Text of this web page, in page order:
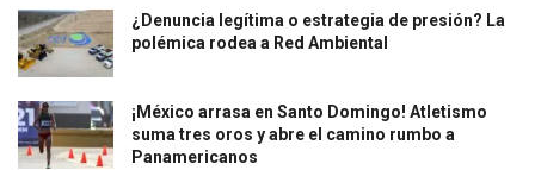
¿Denuncia legítima o estrategia de presión? La
polémica rodea a Red Ambiental
¡México arrasa en Santo Domingo! Atletismo
suma tres oros y abre el camino rumbo a
Panamericanos